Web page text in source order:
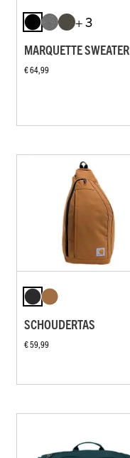
+ 3
MARQUETTE SWEATER
€ 64,99
SCHOUDERTAS
€ 59,99